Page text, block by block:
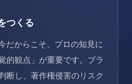
つくる
だからこそ、プロの知見に
的観点」が重要です。ブラ
断し、著作権侵害のリスク